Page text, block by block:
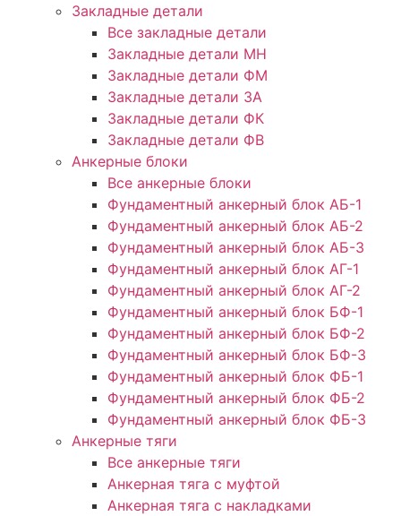
Закладные детали
Все закладные детали
Закладные детали МН
Закладные детали ФМ
Закладные детали ЗА
Закладные детали ФК
Закладные детали ФВ
Анкерные блоки
Все анкерные блоки
Фундаментный анкерный блок АБ-1
Фундаментный анкерный блок АБ-2
Фундаментный анкерный блок АБ-3
Фундаментный анкерный блок АГ-1
Фундаментный анкерный блок АГ-2
Фундаментный анкерный блок БФ-1
Фундаментный анкерный блок БФ-2
Фундаментный анкерный блок БФ-3
Фундаментный анкерный блок ФБ-1
Фундаментный анкерный блок ФБ-2
Фундаментный анкерный блок ФБ-3
Анкерные тяги
Все анкерные тяги
Анкерная тяга с муфтой
Анкерная тяга с накладками